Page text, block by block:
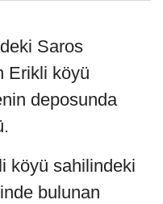
Saros
Erikli köyü
deposunda
köyü sahilindeki
bulunan